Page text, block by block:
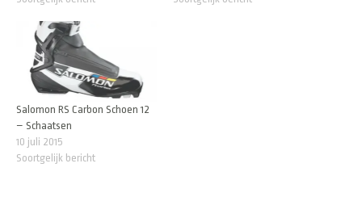
Salomon RS Carbon Schoen 12
– Schaatsen
10 juli 2015
Soortgelijk bericht